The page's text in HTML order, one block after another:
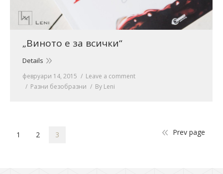
„Виното е за всички“
Details
февруари 14, 2015
Leave a comment
Разни безобразни
By Leni
1 2 3 Prev page